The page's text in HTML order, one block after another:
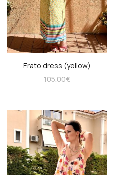
Erato dress (yellow)
105.00€